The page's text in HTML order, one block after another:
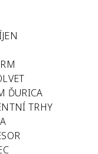
ĎURICA
TRHY